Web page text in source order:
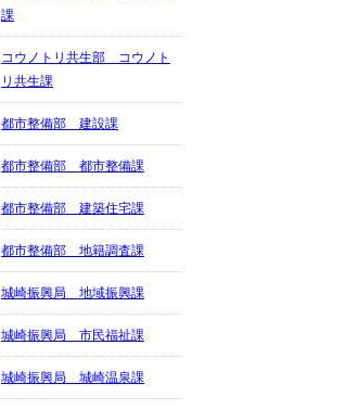
課
コウノトリ共生部 コウノト
リ共生課
都市整備部 建設課
都市整備部 都市整備課
都市整備部 建築住宅課
都市整備部 地籍調査課
城崎振興局 地域振興課
城崎振興局 市民福祉課
城崎振興局 城崎温泉課